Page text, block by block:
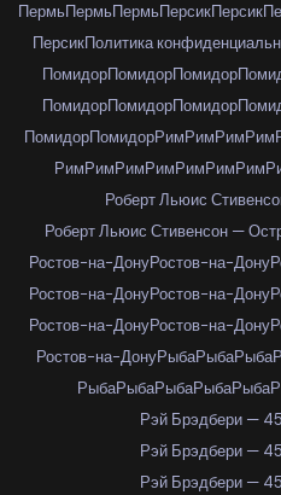
ПермьПермьПермьПерсикПерсик
ПерсикПолитика
ПомидорПомидорПомидор
ПомидорПомидорПомидор
ПомидорПомидорРимРимРимРим
РимРимРимРимРимРимРим
Роберт Льюис
Роберт Льюис Стивенсон —
Ростов-на-ДонуРостов-на-Дону
Ростов-на-ДонуРостов-на-Дону
Ростов-на-ДонуРостов-на-Дону
Ростов-на-ДонуРыбаРыбаРыба
РыбаРыбаРыбаРыбаРыба
Рэй Брэдбери —
Рэй Брэдбери —
Рэй Брэдбери —